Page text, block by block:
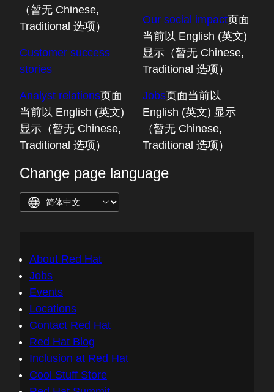
（暂无 Chinese,
Traditional 选项）
Customer success
stories
Analyst relations页面
当前以 English (英文)
显示（暂无 Chinese,
Traditional 选项）
Our social impact页面
当前以 English (英文)
显示（暂无 Chinese,
Traditional 选项）
Jobs页面当前以
English (英文) 显示
（暂无 Chinese,
Traditional 选项）
Change page language
About Red Hat
Jobs
Events
Locations
Contact Red Hat
Red Hat Blog
Inclusion at Red Hat
Cool Stuff Store